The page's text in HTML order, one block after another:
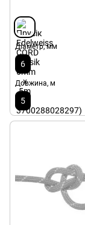
Діаметр, мм
6
Довжина, м
5